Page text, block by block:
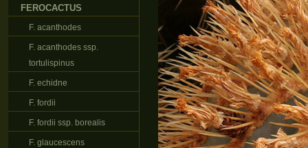
FEROCACTUS
F. acanthodes
F. acanthodes ssp.
tortulispinus
F. echidne
F. fordii
F. fordii ssp. borealis
F. glaucescens